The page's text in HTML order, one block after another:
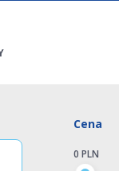
Cena
0 PLN